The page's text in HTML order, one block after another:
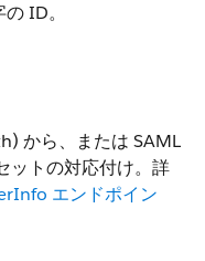
ID。
から、または SAML
ットの対応付け。詳
エンドポイン